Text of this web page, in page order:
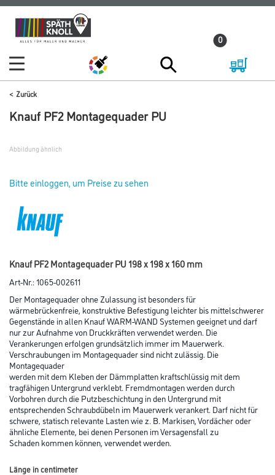
Zum
Inhalt
Zum
Navigationsmenü
0
Zurück
Knauf PF2 Montagequader PU
Abbildung ähnlich
Bitte einloggen, um Preise zu sehen
Knauf PF2 Montagequader PU 198 x 198 x 160 mm
Art-Nr.:1065-002611
Der Montagequader ohne Zulassung ist besonders für
wärmebrückenfreie, konstruktive Befestigung leichter bis mittelschwerer
Gegenstände in allen Knauf WARM-WAND Systemen geeignet und darf
nur zur Aufnahme von Druckkräften verwendet werden. Die
Verankerungen erfolgen grundsätzlich immer im Mauerwerk.
Verschraubungen im Montagequader sind nicht zulässig. Die
Montagequader
werden mit dem Kleben der Dämmplatten kraftschlüssig mit dem
tragfähigen Untergrund verklebt. Fremdmontagen werden durch
Vorbohren durch die Putzbeschichtung in den Untergrund mit
entsprechenden Schraubdübeln im Mauerwerk verankert. Darf nicht für
schwere, statisch relevante Lasten wie z. B. Markisen, Vordächer oder
ähnliche Elemente, bei denen Personen im Versagensfall zu
Schaden kommen können, verwendet werden.
Länge in centimeter